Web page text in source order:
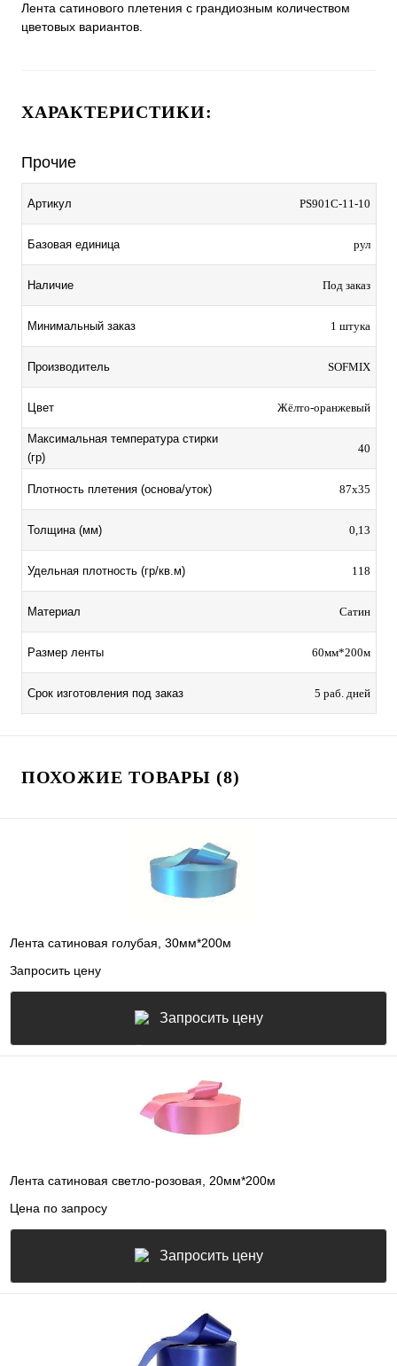
Лента сатинового плетения с грандиозным количеством
цветовых вариантов.
ХАРАКТЕРИСТИКИ:
Прочие
Артикул PS901C-11-10
Базовая единица рул
Наличие Под заказ
Минимальный заказ 1 штука
Производитель SOFMIX
Цвет Жёлто-оранжевый
Максимальная температура стирки
(гр)
40
Плотность плетения (основа/уток) 87х35
Толщина (мм) 0,13
Удельная плотность (гр/кв.м) 118
Материал Сатин
Размер ленты 60мм*200м
Срок изготовления под заказ 5 раб. дней
ПОХОЖИЕ ТОВАРЫ (8)
Лента сатиновая голубая, 30мм*200м
Запросить цену
Запросить цену
Лента сатиновая светло-розовая, 20мм*200м
Цена по запросу
Запросить цену